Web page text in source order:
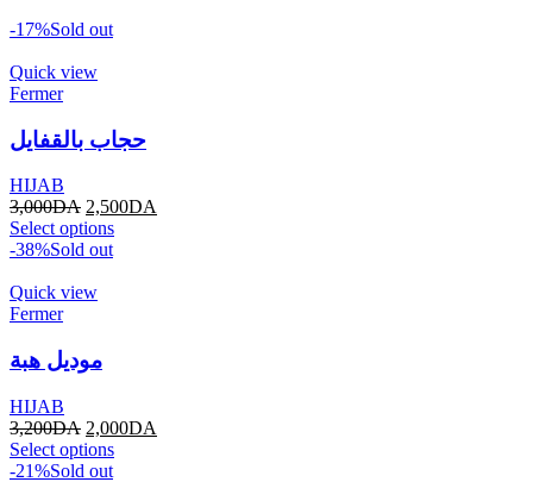
-17%Sold out
Quick view
Fermer
حجاب بالقفايل
HIJAB
3,000DA 2,500DA
Select options
-38%Sold out
Quick view
Fermer
موديل هبة
HIJAB
3,200DA 2,000DA
Select options
-21%Sold out